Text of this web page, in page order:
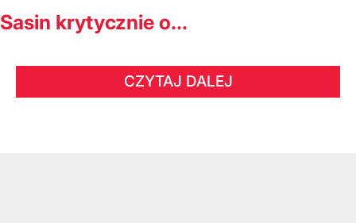
Sasin krytycznie o...
CZYTAJ DALEJ